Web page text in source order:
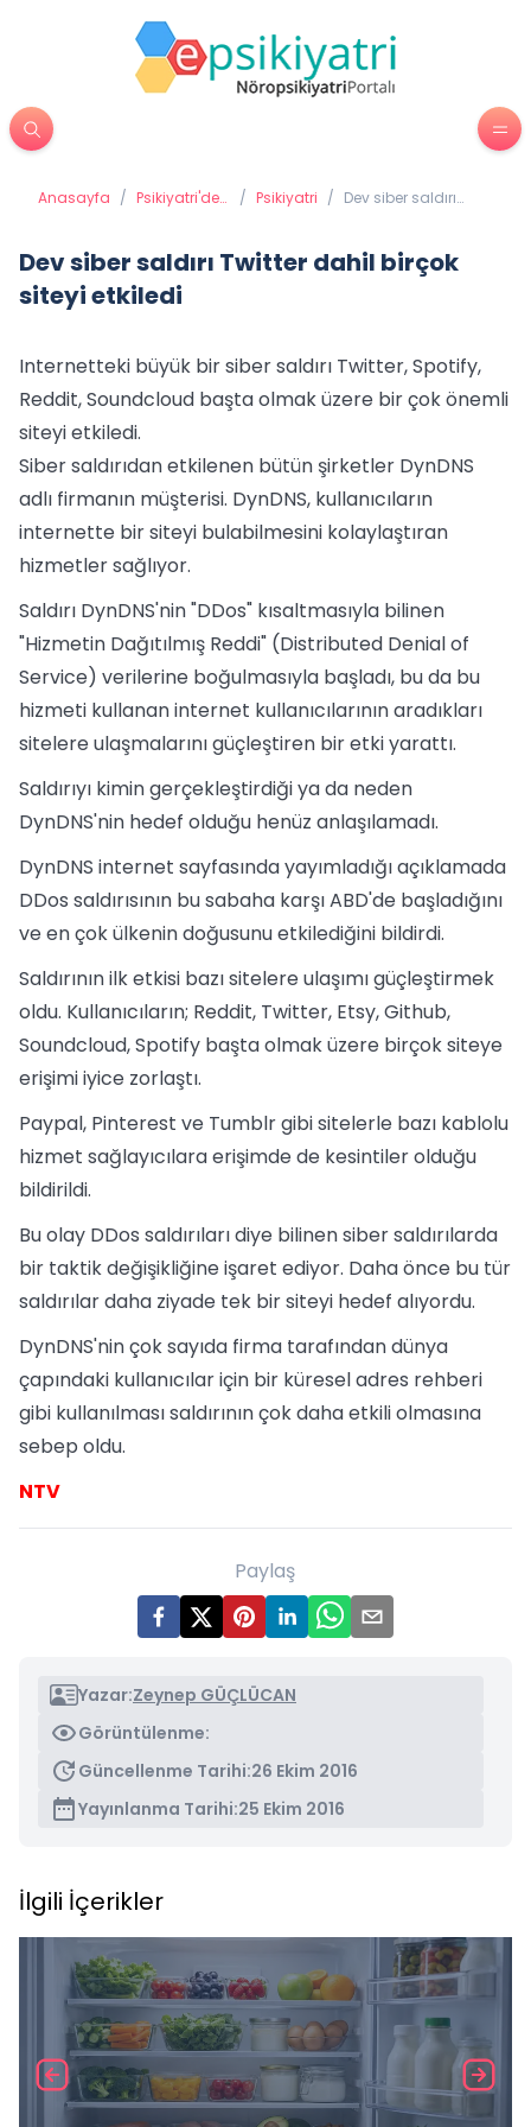
Anasayfa / Psikiyatri'de
/ Psikiyatri / Dev siber saldırı
Dev siber saldırı Twitter dahil birçok
siteyi etkiledi
Internetteki büyük bir siber saldırı Twitter, Spotify,
Reddit, Soundcloud başta olmak üzere bir çok önemli
siteyi etkiledi.
Siber saldırıdan etkilenen bütün şirketler DynDNS
adlı firmanın müşterisi. DynDNS, kullanıcıların
internette bir siteyi bulabilmesini kolaylaştıran
hizmetler sağlıyor.
Saldırı DynDNS'nin "DDos" kısaltmasıyla bilinen
"Hizmetin Dağıtılmış Reddi" (Distributed Denial of
Service) verilerine boğulmasıyla başladı, bu da bu
hizmeti kullanan internet kullanıcılarının aradıkları
sitelere ulaşmalarını güçleştiren bir etki yarattı.
Saldırıyı kimin gerçekleştirdiği ya da neden
DynDNS'nin hedef olduğu henüz anlaşılamadı.
DynDNS internet sayfasında yayımladığı açıklamada
DDos saldırısının bu sabaha karşı ABD'de başladığını
ve en çok ülkenin doğusunu etkilediğini bildirdi.
Saldırının ilk etkisi bazı sitelere ulaşımı güçleştirmek
oldu. Kullanıcıların; Reddit, Twitter, Etsy, Github,
Soundcloud, Spotify başta olmak üzere birçok siteye
erişimi iyice zorlaştı.
Paypal, Pinterest ve Tumblr gibi sitelerle bazı kablolu
hizmet sağlayıcılara erişimde de kesintiler olduğu
bildirildi.
Bu olay DDos saldırıları diye bilinen siber saldırılarda
bir taktik değişikliğine işaret ediyor. Daha önce bu tür
saldırılar daha ziyade tek bir siteyi hedef alıyordu.
DynDNS'nin çok sayıda firma tarafından dünya
çapındaki kullanıcılar için bir küresel adres rehberi
gibi kullanılması saldırının çok daha etkili olmasına
sebep oldu.
NTV
Paylaş
Yazar:Zeynep GÜÇLÜCAN
Görüntülenme:
Güncellenme Tarihi:26 Ekim 2016
Yayınlanma Tarihi:25 Ekim 2016
İlgili İçerikler